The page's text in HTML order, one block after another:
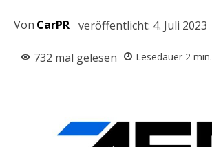
Von CarPR veröffentlicht: 4. Juli 2023
732 mal gelesen Lesedauer 2 min.